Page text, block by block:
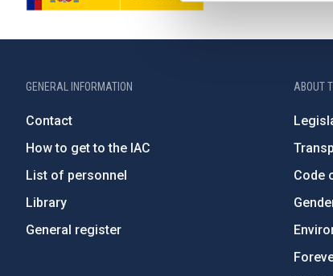
GENERAL INFORMATION
Contact
How to get to the IAC
List of personnel
Library
General register
ABOUT
Code